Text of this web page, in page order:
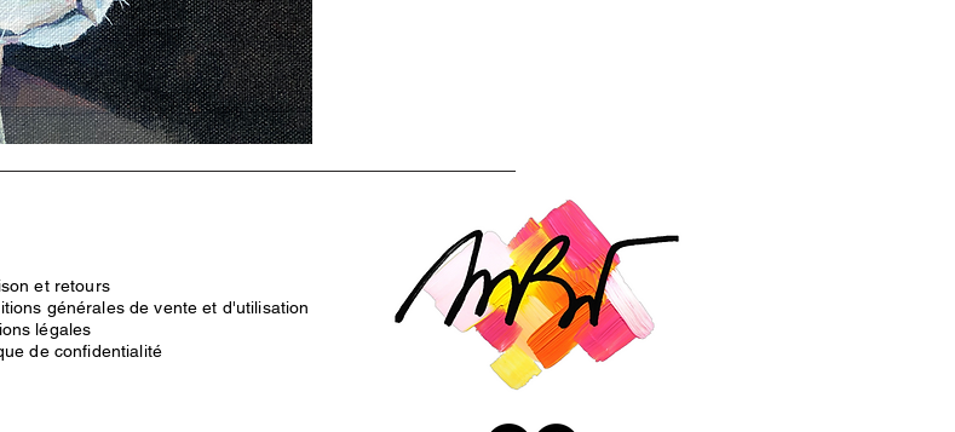
et retours
générales de vente et d'utilisation
légales
de confidentialité